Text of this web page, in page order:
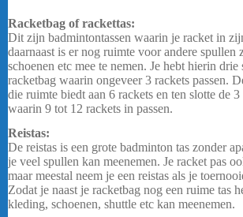
Racketbag of rackettas:
Dit zijn badmintontassen waarin je racket in
daarnaast is er nog ruimte voor andere spullen
schoenen etc mee te nemen. Je hebt hierin
racketbag waarin ongeveer 3 rackets passen.
die ruimte biedt aan 6 rackets en ten slotte de
waarin 9 tot 12 rackets in passen.
Reistas:
De reistas is een grote badminton tas zonder
je veel spullen kan meenemen. Je racket pas
maar meestal neem je een reistas als je
Zodat je naast je racketbag nog een ruime tas
kleding, schoenen, shuttle etc kan meenemen.